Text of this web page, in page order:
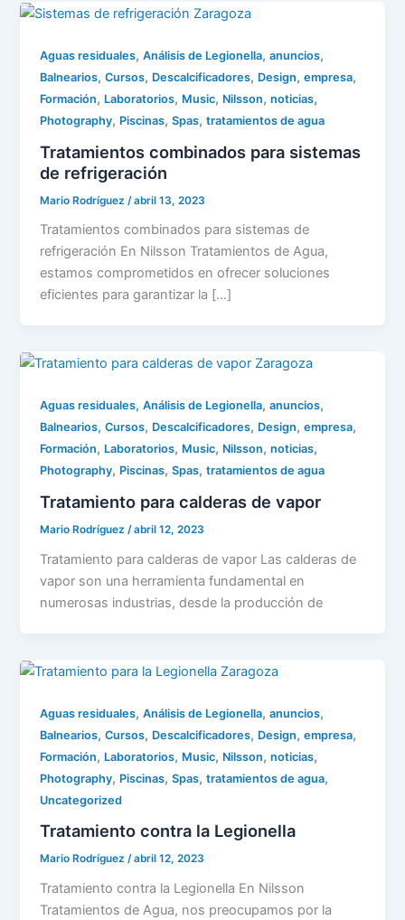
Aguas residuales,Análisis de Legionella,anuncios,
Balnearios,Cursos, Descalcificadores, Design,empresa,
Formación, Laboratorios, Music, Nilsson,noticias,
Photography, Piscinas,Spas,tratamientos de agua
Tratamientos combinados para sistemas
de refrigeración
Mario Rodríguez /abril 13, 2023
Tratamientos combinados para sistemas de
refrigeración En Nilsson Tratamientos de Agua,
estamos comprometidos en ofrecer soluciones
eficientes para garantizar la […]
Aguas residuales,Análisis de Legionella,anuncios,
Balnearios,Cursos, Descalcificadores, Design,empresa,
Formación, Laboratorios, Music, Nilsson,noticias,
Photography, Piscinas,Spas,tratamientos de agua
Tratamiento para calderas de vapor
Mario Rodríguez/abril 12, 2023
Tratamiento para calderas de vapor Las calderas de
vapor son una herramienta fundamental en
numerosas industrias, desde la producción de
Aguas residuales,Análisis de Legionella,anuncios,
Balnearios,Cursos, Descalcificadores, Design,empresa,
Formación, Laboratorios, Music, Nilsson,noticias,
Photography, Piscinas,Spas,tratamientos de agua,
Uncategorized
Tratamiento contra la Legionella
Mario Rodríguez/abril 12, 2023
Tratamiento contra la Legionella En Nilsson
Tratamientos de Agua, nos preocupamos por la